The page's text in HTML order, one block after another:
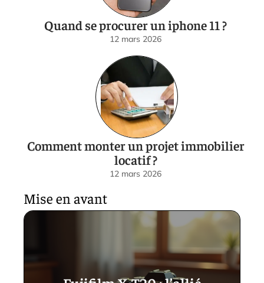
Quand se procurer un iphone 11 ?
12 mars 2026
Comment monter un projet immobilier
locatif ?
12 mars 2026
Mise en avant